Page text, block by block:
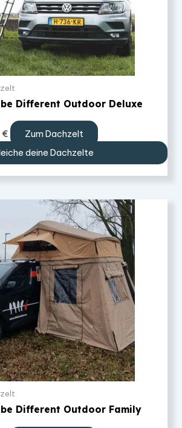
Different Outdoor Deluxe
€
Zum Dachzelt
deine Dachzelte
Different Outdoor Family